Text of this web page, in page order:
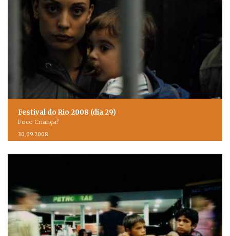
Festival do Rio 2008 (dia 29)
Foco Criança?
30.09.2008